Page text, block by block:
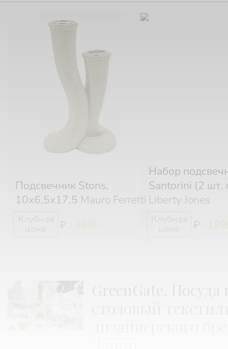
₽ -36%
Подсвечник Stons,
10х6,5х17,5 Mauro Ferretti
₽ -
Набор
Santorini (2 шт.
Liberty Jones